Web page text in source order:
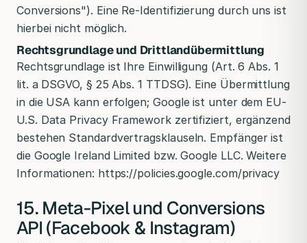
Conversions"). Eine Re-Identifizierung durch uns ist
hierbei nicht möglich.
Rechtsgrundlage und Drittlandübermittlung
Rechtsgrundlage ist Ihre Einwilligung (Art. 6 Abs. 1
lit. a DSGVO, § 25 Abs. 1 TTDSG). Eine Übermittlung
in die USA kann erfolgen; Google ist unter dem EU-
U.S. Data Privacy Framework zertifiziert, ergänzend
bestehen Standardvertragsklauseln. Empfänger ist
die Google Ireland Limited bzw. Google LLC. Weitere
Informationen: https://policies.google.com/privacy
15. Meta-Pixel und Conversions
API (Facebook & Instagram)